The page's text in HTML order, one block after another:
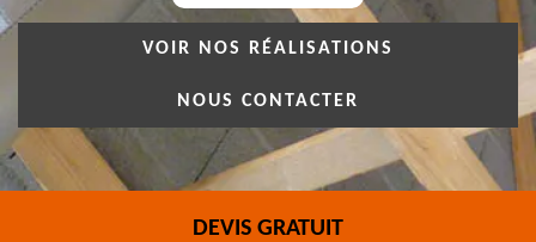
VOIR NOS RÉALISATIONS
NOUS CONTACTER
DEVIS GRATUIT